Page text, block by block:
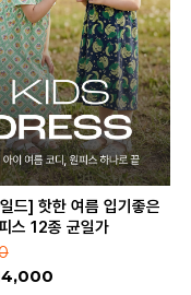
드] 핫한 여름 입기좋은
스 12종 균일가